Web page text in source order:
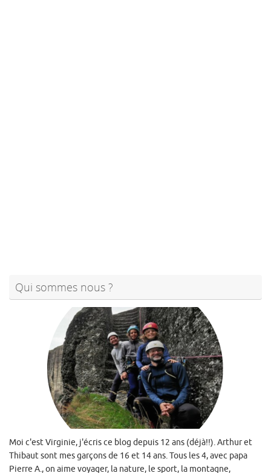
Qui sommes nous ?
Moi c'est Virginie, j'écris ce blog depuis 12 ans (déjà!!). Arthur et
Thibaut sont mes garçons de 16 et 14 ans. Tous les 4, avec papa
Pierre A., on aime voyager, la nature, le sport, la montagne,